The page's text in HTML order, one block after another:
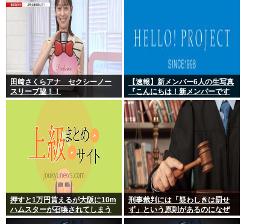
田﨑さくらアナ セクシーノー
スリーブ脇！！
【速報】新メンバー6人の生写真
『こんにちは！新メンバーです
☆』
押すと1万円貰えるが大阪に10m
ハムスターが召喚されてしまう
ボタン
刑事裁判には「疑わしきは罰せ
ず」という原則があるのになぜ
「性交の同意がなかった」とい